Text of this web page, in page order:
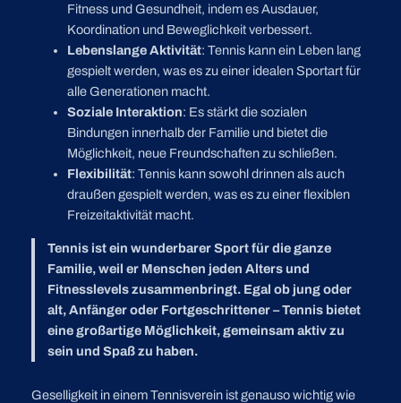
Fitness und Gesundheit, indem es Ausdauer,
Koordination und Beweglichkeit verbessert.
Lebenslange Aktivität: Tennis kann ein Leben lang
gespielt werden, was es zu einer idealen Sportart für
alle Generationen macht.
Soziale Interaktion: Es stärkt die sozialen
Bindungen innerhalb der Familie und bietet die
Möglichkeit, neue Freundschaften zu schließen.
Flexibilität: Tennis kann sowohl drinnen als auch
draußen gespielt werden, was es zu einer flexiblen
Freizeitaktivität macht.
Tennis ist ein wunderbarer Sport für die ganze
Familie, weil er Menschen jeden Alters und
Fitnesslevels zusammenbringt. Egal ob jung oder
alt, Anfänger oder Fortgeschrittener – Tennis bietet
eine großartige Möglichkeit, gemeinsam aktiv zu
sein und Spaß zu haben.
Geselligkeit in einem Tennisverein ist genauso wichtig wie